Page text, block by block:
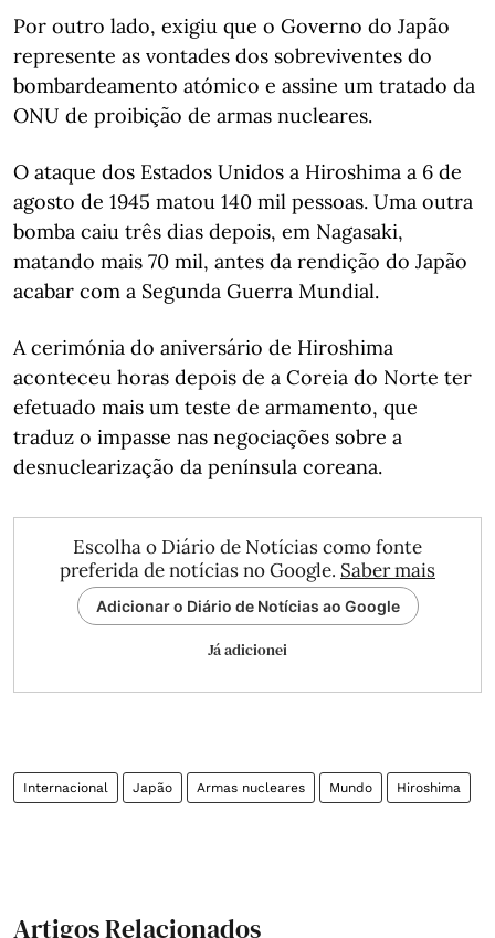
Por outro lado, exigiu que o Governo do Japão
represente as vontades dos sobreviventes do
bombardeamento atómico e assine um tratado da
ONU de proibição de armas nucleares.
O ataque dos Estados Unidos a Hiroshima a 6 de
agosto de 1945 matou 140 mil pessoas. Uma outra
bomba caiu três dias depois, em Nagasaki,
matando mais 70 mil, antes da rendição do Japão
acabar com a Segunda Guerra Mundial.
A cerimónia do aniversário de Hiroshima
aconteceu horas depois de a Coreia do Norte ter
efetuado mais um teste de armamento, que
traduz o impasse nas negociações sobre a
desnuclearização da península coreana.
Escolha o Diário de Notícias como fonte
preferida de notícias no Google. Saber mais
Adicionar o Diário de Notícias ao Google
Já adicionei
Internacional Japão Armas nucleares Mundo Hiroshima
Artigos Relacionados